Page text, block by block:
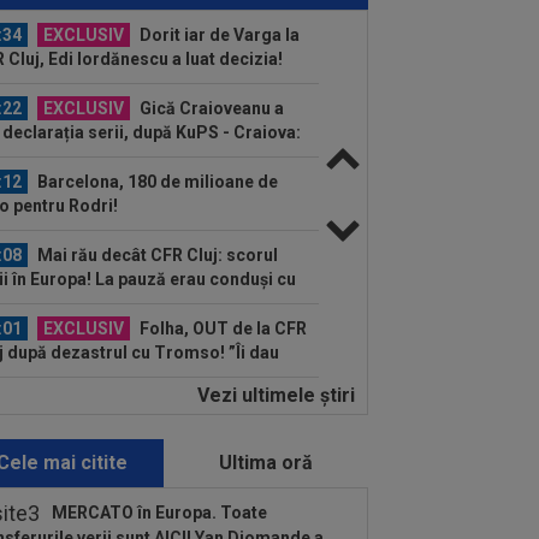
o zic”
EXCLUSIV
Dorit iar de Varga la
Cluj, Edi Iordănescu a luat decizia!
EXCLUSIV
Gică Craioveanu a
serii, după KuPS - Craiova:
Barcelona, 180 de milioane de
pentru Rodri!
Mai rău decât CFR Cluj: scorul
în Europa! La pauză erau conduși cu
EXCLUSIV
Folha, OUT de la CFR
după dezastrul cu Tromso! ”Îi dau
Gigi Becali: ”Am
Enervat după ce a aflat că Rodri
la Barcelona, Mourinho s-a
de...
Vezi ultimele ştiri
mai citite Ultima oră
MERCATO în Europa. Toate